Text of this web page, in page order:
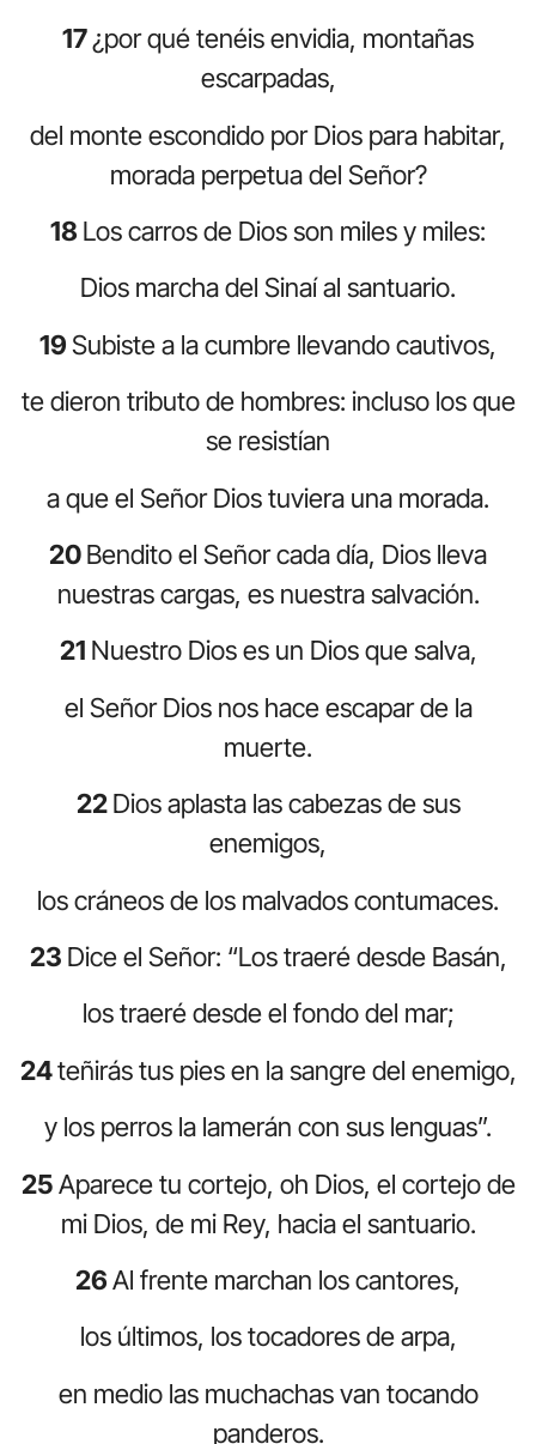
17¿por qué tenéis envidia, montañas
escarpadas,
del monte escondido por Dios para habitar,
morada perpetua del Señor?
18Los carros de Dios son miles y miles:
Dios marcha del Sinaí al santuario.
19Subiste a la cumbre llevando cautivos,
te dieron tributo de hombres: incluso los que
se resistían
a que el Señor Dios tuviera una morada.
20Bendito el Señor cada día, Dios lleva
nuestras cargas, es nuestra salvación.
21 Nuestro Dios es un Dios que salva,
el Señor Dios nos hace escapar de la
muerte.
22Dios aplasta las cabezas de sus
enemigos,
los cráneos de los malvados contumaces.
23 Dice el Señor: “Los traeré desde Basán,
los traeré desde el fondo del mar;
24teñirás tus pies en la sangre del enemigo,
y los perros la lamerán con sus lenguas”.
25Aparece tu cortejo, oh Dios, el cortejo de
mi Dios, de mi Rey, hacia el santuario.
26Al frente marchan los cantores,
los últimos, los tocadores de arpa,
en medio las muchachas van tocando
panderos.